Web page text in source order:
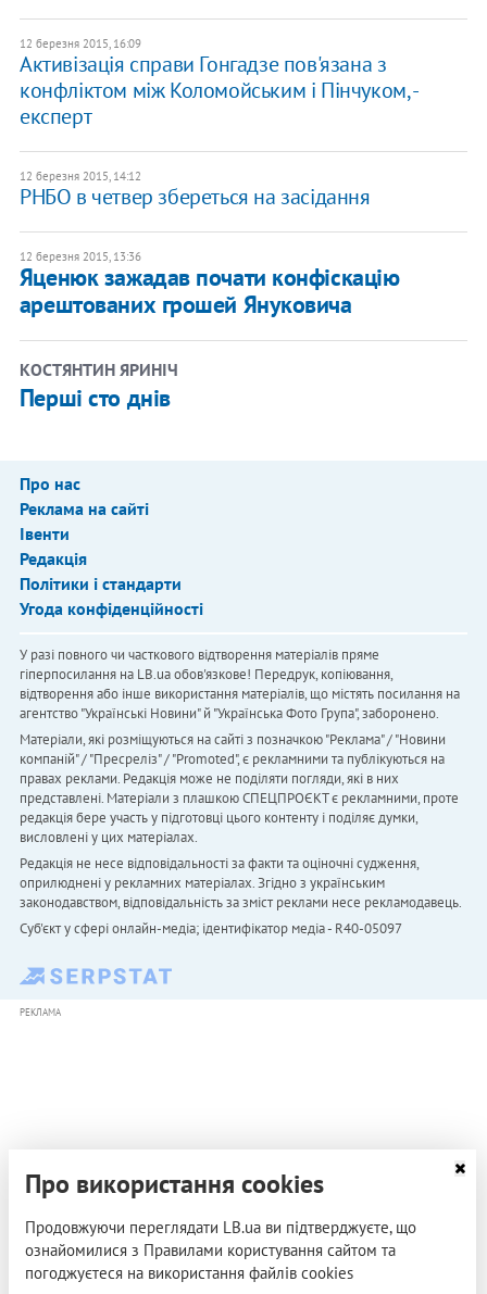
12 березня 2015, 16:09
Активізація справи Гонгадзе пов'язана з
конфліктом між Коломойським і Пінчуком, -
експерт
12 березня 2015, 14:12
РНБО в четвер збереться на засідання
12 березня 2015, 13:36
Яценюк зажадав почати конфіскацію
арештованих грошей Януковича
КОСТЯНТИН ЯРИНІЧ
Перші сто днів
Про нас
Реклама на сайті
Івенти
Редакція
Політики і стандарти
Угода конфіденційності
У разі повного чи часткового відтворення матеріалів пряме
гіперпосилання на LB.ua обов'язкове! Передрук, копіювання,
відтворення або інше використання матеріалів, що містять посилання на
агентство "Українськi Новини" й "Українська Фото Група", заборонено.
Матеріали, які розміщуються на сайті з позначкою "Реклама" / "Новини
компаній" / "Пресреліз" / "Promoted", є рекламними та публікуються на
правах реклами. Редакція може не поділяти погляди, які в них
представлені. Матеріали з плашкою СПЕЦПРОЄКТ є рекламними, проте
редакція бере участь у підготовці цього контенту і поділяє думки,
висловлені у цих матеріалах.
Редакція не несе відповідальності за факти та оціночні судження,
оприлюднені у рекламних матеріалах. Згідно з українським
законодавством, відповідальність за зміст реклами несе рекламодавець.
Cуб'єкт у сфері онлайн-медіа; ідентифікатор медіа - R40-05097
РЕКЛАМА
Про використання cookies
Продовжуючи переглядати LB.ua ви підтверджуєте, що
ознайомилися з Правилами користування сайтом та
погоджуєтеся на використання файлів cookies